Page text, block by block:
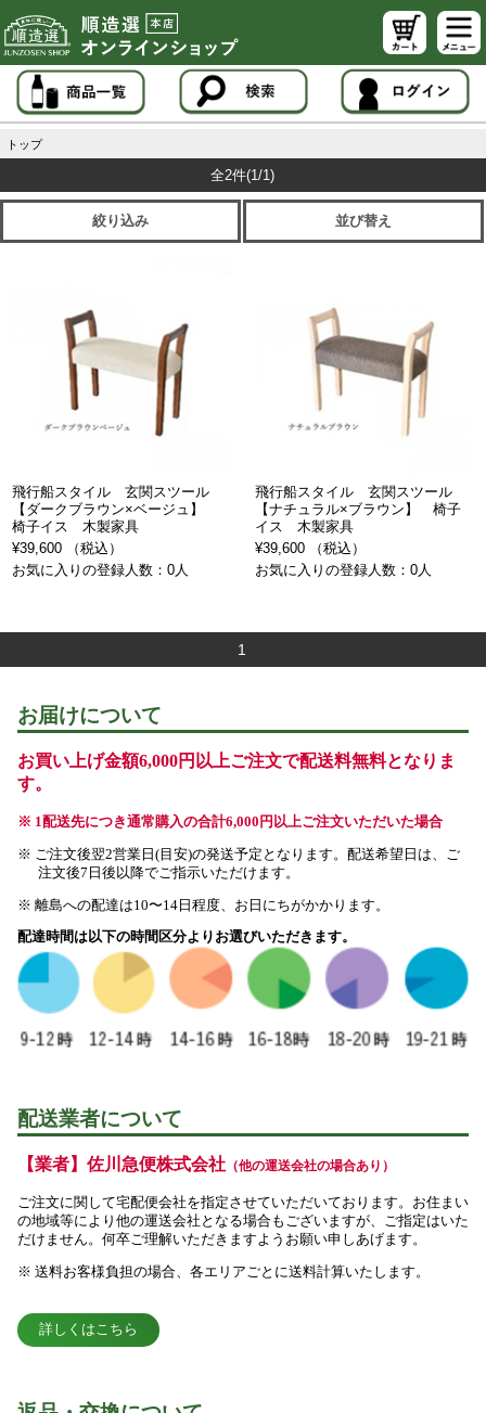
トップ
全2件(1/1)
絞り込み 並び替え
飛行船スタイル 玄関スツール
【ダークブラウン×ベージュ】
椅子イス 木製家具
¥39,600 （税込）
お気に入りの登録人数：0人
飛行船スタイル 玄関スツール
【ナチュラル×ブラウン】 椅子
イス 木製家具
¥39,600 （税込）
お気に入りの登録人数：0人
1